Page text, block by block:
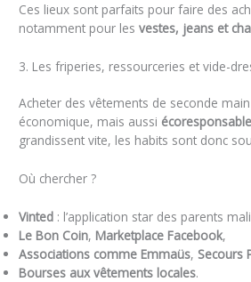
Ces lieux sont parfaits pour faire des
notamment pour lesvestes, jeans et
3. Les friperies, ressourceries et vide-
Acheter des vêtements de seconde
économique, mais aussi écoresponsable
grandissent vite, les habits sont donc
Où chercher ?
Vinted : l’application star des parents
Le Bon Coin, Marketplace Facebook,
Associations comme Emmaüs, Secours
Bourses aux vêtements locales.